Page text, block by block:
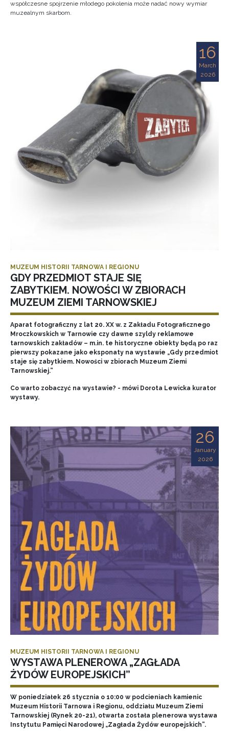
współczesne spojrzenie młodego pokolenia może nadać nowy wymiar
muzealnym skarbom.
16
March
2026
MUZEUM HISTORII TARNOWA I REGIONU
GDY PRZEDMIOT STAJE SIĘ
ZABYTKIEM. NOWOŚCI W ZBIORACH
MUZEUM ZIEMI TARNOWSKIEJ
Aparat fotograficzny z lat 20. XX w. z Zakładu Fotograficznego
Mroczkowskich w Tarnowie czy dawne szyldy reklamowe
tarnowskich zakładów – m.in. te historyczne obiekty będą po raz
pierwszy pokazane jako eksponaty na wystawie „Gdy przedmiot
staje się zabytkiem. Nowości w zbiorach Muzeum Ziemi
Tarnowskiej.”
Co warto zobaczyć na wystawie? - mówi Dorota Lewicka kurator
wystawy.
26
January
2026
MUZEUM HISTORII TARNOWA I REGIONU
WYSTAWA PLENEROWA „ZAGŁADA
ŻYDÓW EUROPEJSKICH”
W poniedziałek 26 stycznia o 10:00 w podcieniach kamienic
Muzeum Historii Tarnowa i Regionu, oddziału Muzeum Ziemi
Tarnowskiej (Rynek 20-21), otwarta została plenerowa wystawa
Instytutu Pamięci Narodowej „Zagłada Żydów europejskich”.